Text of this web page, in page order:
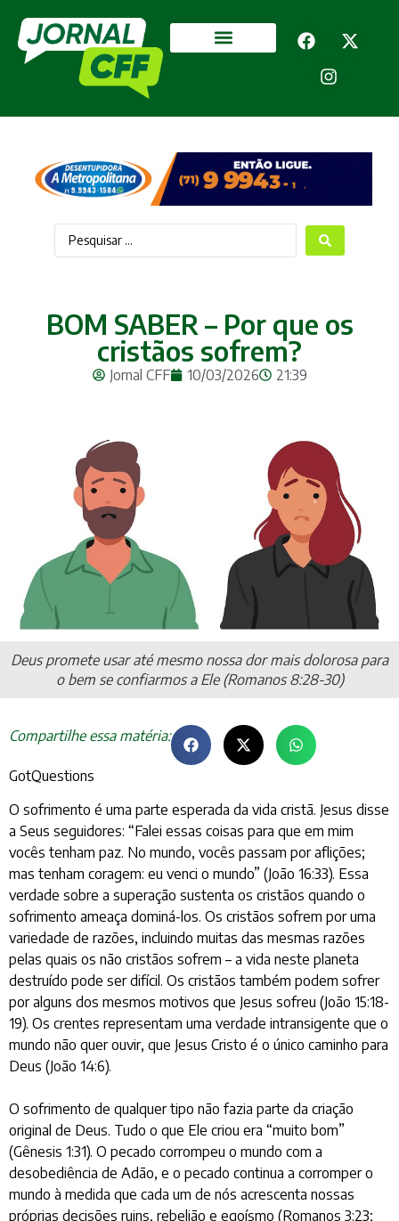
BOM SABER – Por que os
cristãos sofrem?
Jornal CFF 10/03/2026 21:39
Deus promete usar até mesmo nossa dor mais dolorosa para
o bem se confiarmos a Ele (Romanos 8:28-30)
Compartilhe essa matéria:
GotQuestions
O sofrimento é uma parte esperada da vida cristã. Jesus disse
a Seus seguidores: “Falei essas coisas para que em mim
vocês tenham paz. No mundo, vocês passam por aflições;
mas tenham coragem: eu venci o mundo” (João 16:33). Essa
verdade sobre a superação sustenta os cristãos quando o
sofrimento ameaça dominá-los. Os cristãos sofrem por uma
variedade de razões, incluindo muitas das mesmas razões
pelas quais os não cristãos sofrem – a vida neste planeta
destruído pode ser difícil. Os cristãos também podem sofrer
por alguns dos mesmos motivos que Jesus sofreu (João 15:18-
19). Os crentes representam uma verdade intransigente que o
mundo não quer ouvir, que Jesus Cristo é o único caminho para
Deus (João 14:6).
O sofrimento de qualquer tipo não fazia parte da criação
original de Deus. Tudo o que Ele criou era “muito bom”
(Gênesis 1:31). O pecado corrompeu o mundo com a
desobediência de Adão, e o pecado continua a corromper o
mundo à medida que cada um de nós acrescenta nossas
próprias decisões ruins, rebelião e egoísmo (Romanos 3:23;